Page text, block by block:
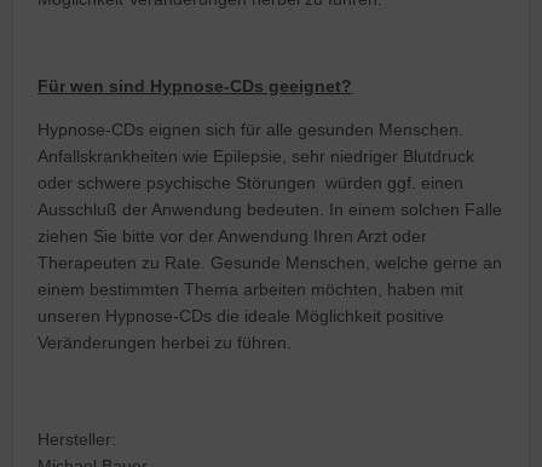
Für wen sind Hypnose-CDs geeignet?
Hypnose-CDs eignen sich für alle gesunden Menschen.
Anfallskrankheiten wie Epilepsie, sehr niedriger Blutdruck
oder schwere psychische Störungen würden ggf. einen
Ausschluß der Anwendung bedeuten. In einem solchen Falle
ziehen Sie bitte vor der Anwendung Ihren Arzt oder
Therapeuten zu Rate. Gesunde Menschen, welche gerne an
einem bestimmten Thema arbeiten möchten, haben mit
unseren Hypnose-CDs die ideale Möglichkeit positive
Veränderungen herbei zu führen.
Hersteller: